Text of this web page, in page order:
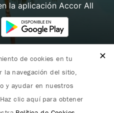
la aplicación Accor All
de Accor.
derechos reservados.
de cookies en tu
la navegación del sitio,
y ayudar en nuestros
clic aquí para obtener